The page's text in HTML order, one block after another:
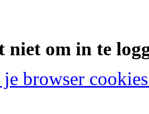
niet om in te
browser